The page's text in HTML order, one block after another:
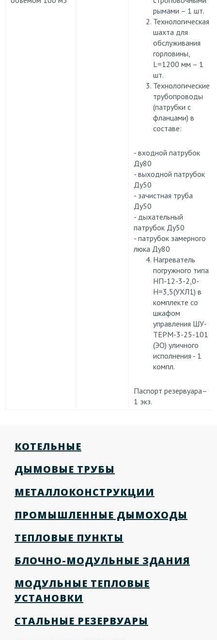
рымами – 1 шт.
Технологическая
шахта для
обслуживания
горловины,
L=1200 мм – 1
шт.
Технологические
трубопроводы
(патрубки с
фланцами) в
составе:
- входной патрубок
Ду80
- выходной патрубок
Ду50
- зачистная труба
Ду50
- дыхательный
патрубок Ду50
- патрубок замерного
люка Ду80
Нагреватель
погружного типа
НП-12-3-2,0-
Н=3,5(УХЛ1) в
комплекте со
шкафом
управления ШУ-
ТЕРМ-3-25-101
(ЭО) уличного
исполнения - 1
компл.
Паспорт резервуара–
1 экз.
КОТЕЛЬНЫЕ
ДЫМОВЫЕ ТРУБЫ
МЕТАЛЛОКОНСТРУКЦИИ
ПРОМЫШЛЕННЫЕ ДЫМОХОДЫ
ТЕПЛОВЫЕ ПУНКТЫ
БЛОЧНО-МОДУЛЬНЫЕ ЗДАНИЯ
МОДУЛЬНЫЕ ТЕПЛОВЫЕ
УСТАНОВКИ
СТАЛЬНЫЕ РЕЗЕРВУАРЫ